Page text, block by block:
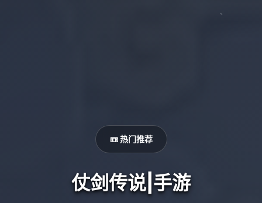
📼 热门推荐
仗剑传说|手游